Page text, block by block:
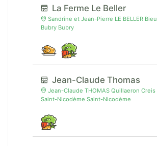
La Ferme Le Beller
Sandrine et Jean-Pierre LE BELLER
Bubry Bubry
Jean-Claude Thomas
Jean-Claude THOMAS Quillaeron
Saint-Nicodème Saint-Nicodème